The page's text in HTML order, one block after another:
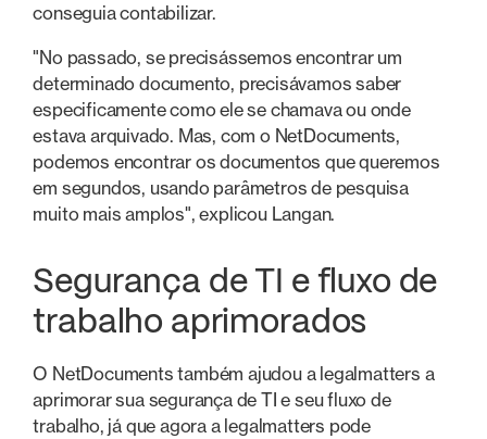
conseguia contabilizar.
"No passado, se precisássemos encontrar um
determinado documento, precisávamos saber
especificamente como ele se chamava ou onde
estava arquivado. Mas, com o NetDocuments,
podemos encontrar os documentos que queremos
em segundos, usando parâmetros de pesquisa
muito mais amplos", explicou Langan.
Segurança de TI e fluxo de
trabalho aprimorados
O NetDocuments também ajudou a legalmatters a
aprimorar sua segurança de TI e seu fluxo de
trabalho, já que agora a legalmatters pode